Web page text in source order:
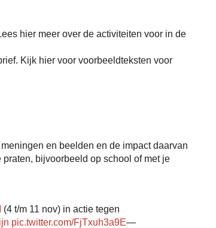
hier meer over de activiteiten voor in de
Kijk hier voor voorbeeldteksten voor
en beelden en de impact daarvan
bijvoorbeeld op school of met je
(4 t/m 11 nov) in actie tegen
pic.twitter.com/FjTxuh3a9E—